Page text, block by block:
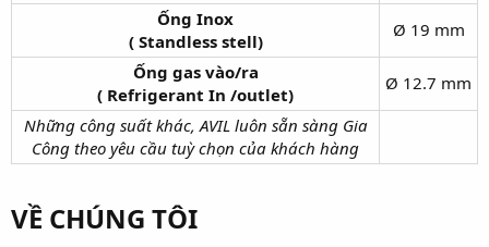
Ống Inox
( Standless stell)
Ø 19 mm
Ống gas vào/ra
( Refrigerant In /outlet)
Ø 12.7 mm
Những công suất khác, AVIL luôn sẵn sàng Gia
Công theo yêu cầu tuỳ chọn của khách hàng
VỀ CHÚNG TÔI